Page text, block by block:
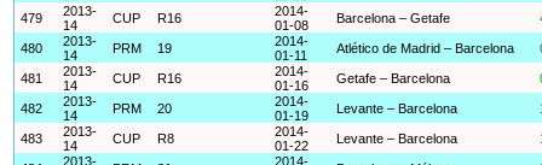
479
2013-
14
CUP R16
2014-
01-08
Barcelona – Getafe
480
2013-
14
PRM 19
2014-
01-11
Atlético de Madrid – Barcelona
481
2013-
14
CUP R16
2014-
01-16
Getafe – Barcelona
482
2013-
14
PRM 20
2014-
01-19
Levante – Barcelona
483
2013-
14
CUP R8
2014-
01-22
Levante – Barcelona
2013-
2014-